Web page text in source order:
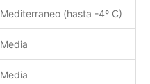
Mediterraneo (hasta -4º C)
Media
Media